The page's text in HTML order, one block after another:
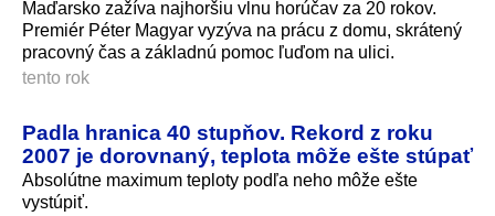
Maďarsko zažíva najhoršiu vlnu horúčav za 20 rokov.
Premiér Péter Magyar vyzýva na prácu z domu, skrátený
pracovný čas a základnú pomoc ľuďom na ulici.
tento rok
Padla hranica 40 stupňov. Rekord z roku
2007 je dorovnaný, teplota môže ešte stúpať
Absolútne maximum teploty podľa neho môže ešte
vystúpiť.